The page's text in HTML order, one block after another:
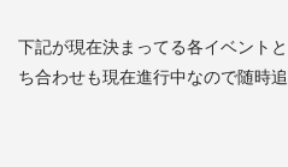
下記が現在決まってる各イベント
ち合わせも現在進行中なので随時追